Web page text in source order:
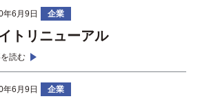
年6月9日 企業
トリニューアル
読む
年6月9日 企業